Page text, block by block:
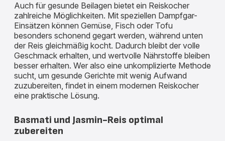
Auch für gesunde Beilagen bietet ein Reiskocher
zahlreiche Möglichkeiten. Mit speziellen Dampfgar-
Einsätzen können Gemüse, Fisch oder Tofu
besonders schonend gegart werden, während unten
der Reis gleichmäßig kocht. Dadurch bleibt der volle
Geschmack erhalten, und wertvolle Nährstoffe bleiben
besser erhalten. Wer also eine unkomplizierte Methode
sucht, um gesunde Gerichte mit wenig Aufwand
zuzubereiten, findet in einem modernen Reiskocher
eine praktische Lösung.
Basmati und Jasmin-Reis optimal
zubereiten